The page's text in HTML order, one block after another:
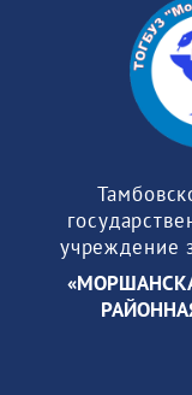
учреждение